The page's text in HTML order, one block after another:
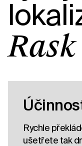
Rask
Rychle
ušetřete tak